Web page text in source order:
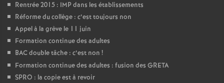
Rentrée 2015 : IMP dans les établissements
Réforme du collège : c’est toujours non
Appel à la grève le 11 juin
Formation continue des adultes
BAC double tâche : c’est non !
Formation continue des adultes : fusion des GRETA
SPRO : la copie est à revoir